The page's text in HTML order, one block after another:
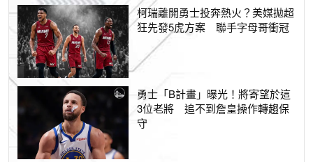
柯瑞離開勇士投奔熱火？美媒拋超
狂先發5虎方案 聯手字母哥衝冠
勇士「B計畫」曝光！將寄望於這
3位老將 追不到詹皇操作轉趨保
守